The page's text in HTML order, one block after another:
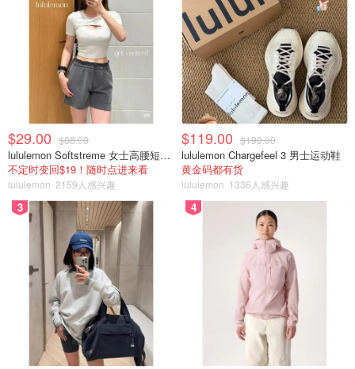
$29.00 $88.00
lululemon Softstreme 女士高腰短裤 10cm
不定时变回$19！随时点进来看
lululemon 2159人感兴趣
$119.00 $198.00
lululemon Chargefeel 3 男士运动鞋
黄金码都有货
lululemon 1336人感兴趣
3 4